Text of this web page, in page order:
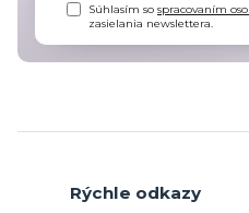
Súhlasím sospracovaním
zasielania newslettera.
Rýchle odkazy